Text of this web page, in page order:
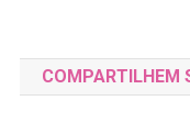
COMPARTILHEM